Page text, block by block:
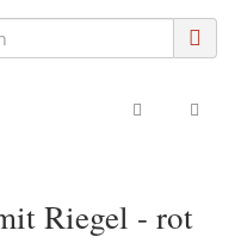
Riegel - rot